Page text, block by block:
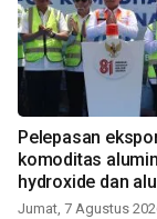
Pelepasan
komoditas
hydroxide dan
Jumat, 7 Agustus